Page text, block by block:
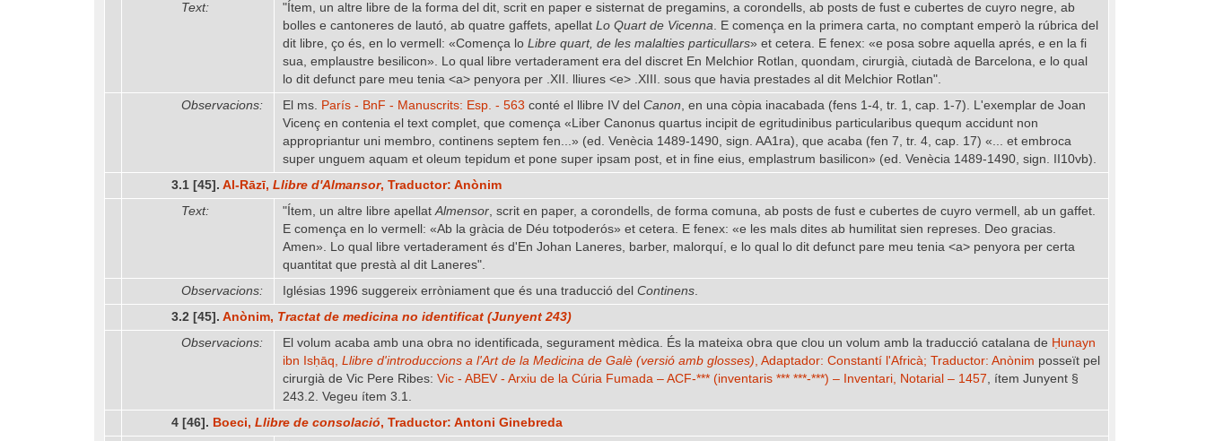
Text:
"Ítem, un altre libre de la forma del dit, scrit en paper e sisternat de pregamins, a corondells, ab posts de fust e cubertes de cuyro negre, ab
bolles e cantoneres de lautó, ab quatre gaffets, apellat Lo Quart de Vicenna. E comença en la primera carta, no comptant emperò la rúbrica del
dit libre, ço és, en lo vermell: «Comença lo Libre quart, de les malalties particullars» et cetera. E fenex: «e posa sobre aquella aprés, e en la fi
sua, emplaustre besilicon». Lo qual libre vertaderament era del discret En Melchior Rotlan, quondam, cirurgià, ciutadà de Barcelona, e lo qual
lo dit defunct pare meu tenia <a> penyora per .XII. lliures <e> .XIII. sous que havia prestades al dit Melchior Rotlan".
Observacions:
El ms. París - BnF - Manuscrits: Esp. - 563 conté el llibre IV del Canon, en una còpia inacabada (fens 1-4, tr. 1, cap. 1-7). L'exemplar de Joan
Vicenç en contenia el text complet, que comença «Liber Canonus quartus incipit de egritudinibus particularibus quequm accidunt non
appropriantur uni membro, continens septem fen...» (ed. Venècia 1489-1490, sign. AA1ra), que acaba (fen 7, tr. 4, cap. 17) «... et embroca
super unguem aquam et oleum tepidum et pone super ipsam post, et in fine eius, emplastrum basilicon» (ed. Venècia 1489-1490, sign. II10vb).
3.1 [45]. Al-Rāzī, Llibre d'Almansor, Traductor: Anònim
Text:
"Ítem, un altre libre apellatAlmensor, scrit en paper, a corondells, de forma comuna, ab posts de fust e cubertes de cuyro vermell, ab un gaffet.
E comença en lo vermell: «Ab la gràcia de Déu totpoderós» et cetera. E fenex: «e les mals dites ab humilitat sien represes. Deo gracias.
Amen». Lo qual libre vertaderament és d'En Johan Laneres, barber, malorquí, e lo qual lo dit defunct pare meu tenia <a> penyora per certa
quantitat que prestà al dit Laneres".
Observacions:
Iglésias 1996 suggereix erròniament que és una traducció del Continens.
3.2 [45]. Anònim, Tractat de medicina no identificat (Junyent 243)
Observacions:
El volum acaba amb una obra no identificada, segurament mèdica. És la mateixa obra que clou un volum amb la traducció catalana de Ḥunayn
ibn Isḥāq, Llibre d'introduccions a l'Art de la Medicina de Galè (versió amb glosses), Adaptador: Constantí l'Africà; Traductor: Anònim posseït pel
cirurgià de Vic Pere Ribes: Vic - ABEV - Arxiu de la Cúria Fumada – ACF-*** (inventaris *** ***-***) – Inventari, Notarial – 1457, ítem Junyent §
243.2. Vegeu ítem 3.1.
4 [46]. Boeci, Llibre de consolació, Traductor: Antoni Ginebreda